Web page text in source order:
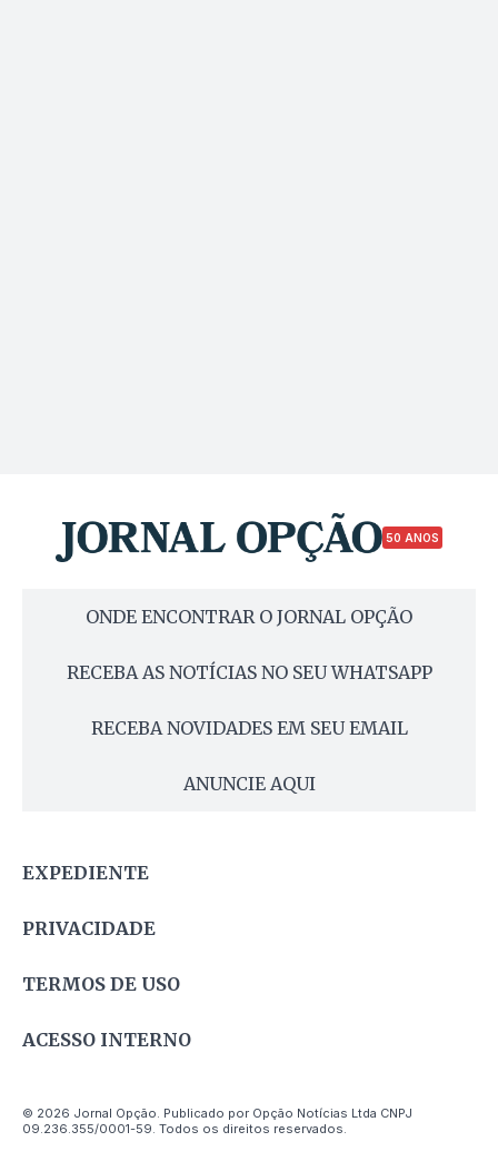
50 ANOS
ONDE ENCONTRAR O JORNAL OPÇÃO
RECEBA AS NOTÍCIAS NO SEU WHATSAPP
RECEBA NOVIDADES EM SEU EMAIL
ANUNCIE AQUI
EXPEDIENTE
PRIVACIDADE
TERMOS DE USO
ACESSO INTERNO
© 2026 Jornal Opção. Publicado por Opção Notícias Ltda CNPJ
09.236.355/0001-59. Todos os direitos reservados.